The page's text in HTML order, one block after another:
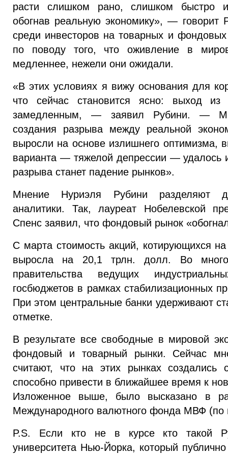
расти слишком рано, слишком быстро
обогнав реальную экономику», — говорит
среди инвесторов на товарных и фондовых
по поводу того, что оживление в
медленнее, нежели они ожидали.
«В этих условиях я вижу основания для
что сейчас становится ясно: выход из
замедленным, — заявил Рубини. —
создания разрыва между реальной
выросли на основе излишнего оптимизма,
варианта — тяжелой депрессии — удалось
разрыва станет падение рынков».
Мнение Нуриэля Рубини разделяют
аналитики. Так, лауреат Нобелевской
Спенс заявил, что фондовый рынок
С марта стоимость акций, котирующихся
выросла на 20,1 трлн. долл. Во
правительства ведущих
госбюджетов в рамках стабилизационных
При этом центральные банки удерживают
отметке.
В результате все свободные в мировой
фондовый и товарный рынки. Сейчас
считают, что на этих рынках создались
способно привести в ближайшее время к
Изложенное выше, было высказано в
Международного валютного фонда МВФ
P.S. Если кто не в курсе кто такой
университета Нью-Йорка, который